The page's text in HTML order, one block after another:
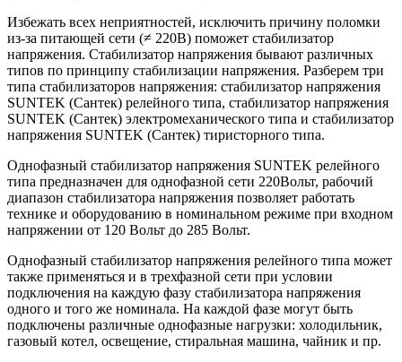
Избежать всех неприятностей, исключить причину поломки
из-за питающей сети (≠ 220В) поможет стабилизатор
напряжения. Стабилизатор напряжения бывают различных
типов по принципу стабилизации напряжения. Разберем три
типа стабилизаторов напряжения: стабилизатор напряжения
SUNTEK (Сантек) релейного типа, стабилизатор напряжения
SUNTEK (Сантек) электромеханического типа и стабилизатор
напряжения SUNTEK (Сантек) тиристорного типа.
Однофазный стабилизатор напряжения SUNTEK релейного
типа предназначен для однофазной сети 220Вольт, рабочий
диапазон стабилизатора напряжения позволяет работать
технике и оборудованию в номинальном режиме при входном
напряжении от 120 Вольт до 285 Вольт.
Однофазный стабилизатор напряжения релейного типа может
также применяться и в трехфазной сети при условии
подключения на каждую фазу стабилизатора напряжения
одного и того же номинала. На каждой фазе могут быть
подключены различные однофазные нагрузки: холодильник,
газовый котел, освещение, стиральная машина, чайник и пр.